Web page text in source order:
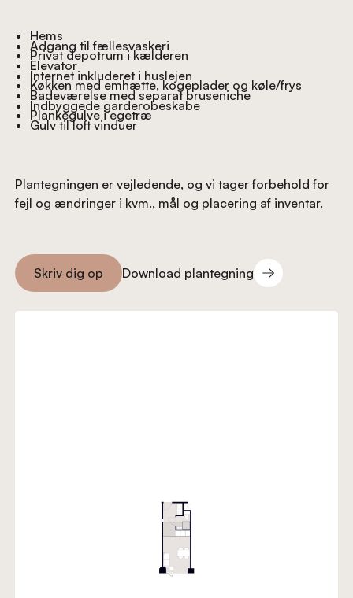
Hems
Adgang til fællesvaskeri
Privat depotrum i kælderen
Elevator
Internet inkluderet i huslejen
Køkken med emhætte, kogeplader og køle/frys
Badeværelse med separat bruseniche
Indbyggede garderobeskabe
Plankegulve i egetræ
Gulv til loft vinduer
Plantegningen er vejledende, og vi tager forbehold for
fejl og ændringer i kvm., mål og placering af inventar.
Skriv dig op
Skriv dig op
Download plantegning
Download plantegning